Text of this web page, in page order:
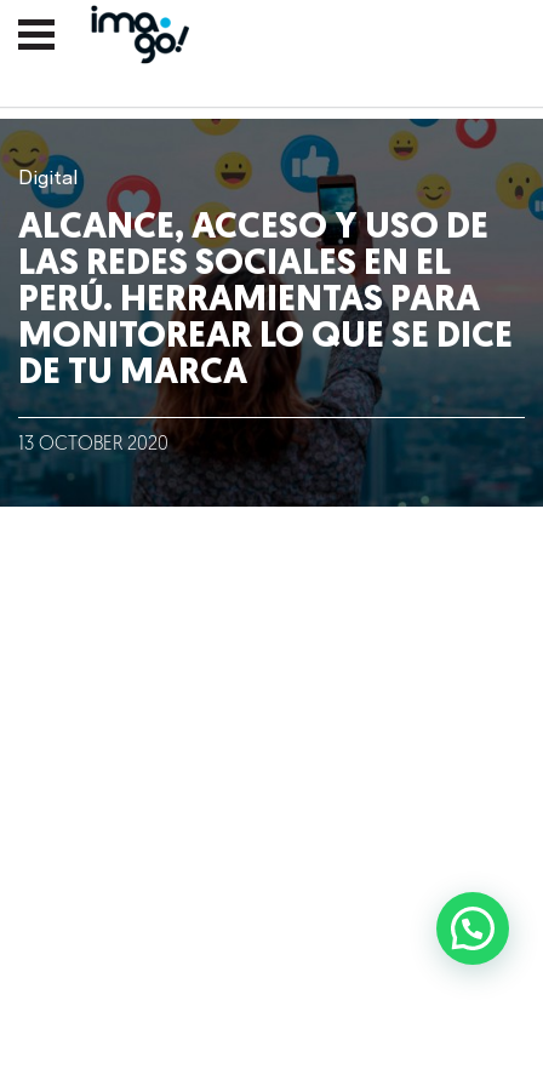
Nosotros
Clientes
Lo que hacemos
Digital
ALCANCE, ACCESO Y USO DE
LAS REDES SOCIALES EN EL
PERÚ. HERRAMIENTAS PARA
MONITOREAR LO QUE SE DICE
DE TU MARCA
13 OCTOBER 2020